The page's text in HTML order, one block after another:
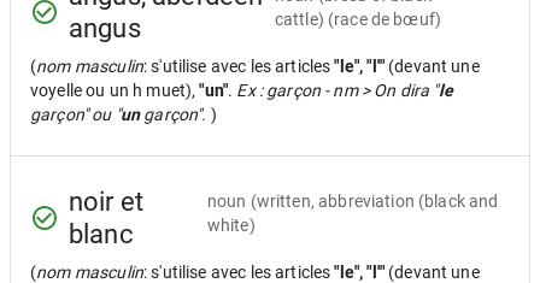
angus
cattle) (race de bœuf)
(nom masculin: s'utilise avec les articles"le", "l'" (devant une
voyelle ou un h muet),"un". Ex : garçon - nm > On dira "le
garçon" ou "ungarçon". )
noir et
blanc
noun (written, abbreviation (black and
white)
(nom masculin: s'utilise avec les articles"le", "l'" (devant une